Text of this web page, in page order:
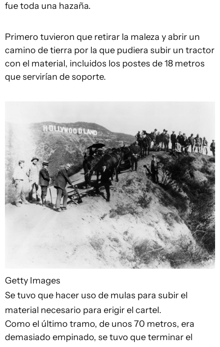
fue toda una hazaña.
Primero tuvieron que retirar la maleza y abrir un
camino de tierra por la que pudiera subir un tractor
con el material, incluidos los postes de 18 metros
que servirían de soporte.
Getty Images
Se tuvo que hacer uso de mulas para subir el
material necesario para erigir el cartel.
Como el último tramo, de unos 70 metros, era
demasiado empinado, se tuvo que terminar el